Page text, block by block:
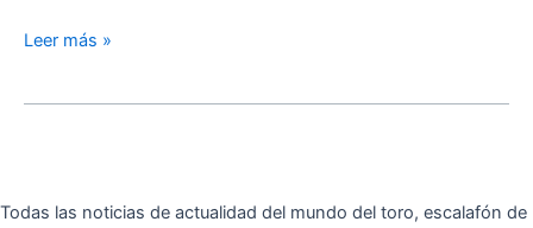
Leer más »
Todas las noticias de actualidad del mundo del toro, escalafón de